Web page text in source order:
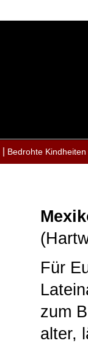
Bedrohte Kindheiten
Für
zum
alter,